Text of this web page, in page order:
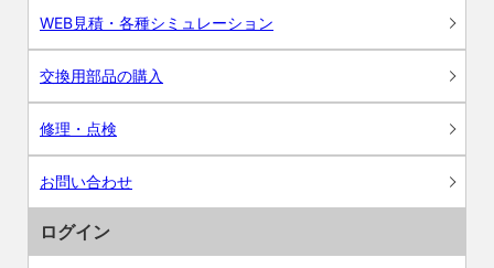
WEB見積・各種シミュレーション
交換用部品の購入
修理・点検
お問い合わせ
ログイン